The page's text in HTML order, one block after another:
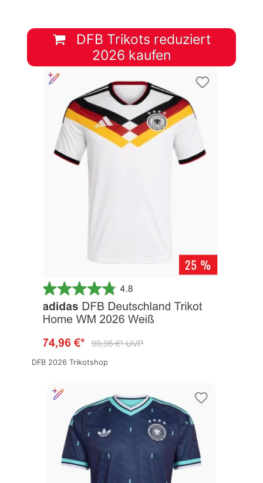
DFB Trikots reduziert
2026 kaufen
DFB 2026 Trikotshop